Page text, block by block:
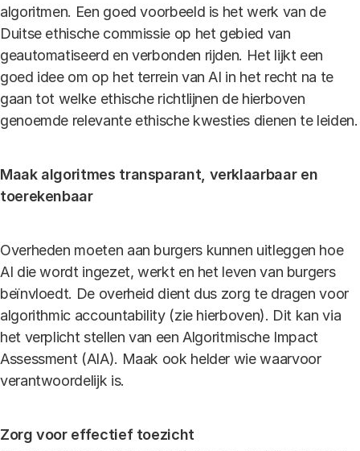
algoritmen. Een goed voorbeeld is het werk van de
Duitse ethische commissie op het gebied van
geautomatiseerd en verbonden rijden. Het lijkt een
goed idee om op het terrein van AI in het recht na te
gaan tot welke ethische richtlijnen de hierboven
genoemde relevante ethische kwesties dienen te leiden.
Maak algoritmes transparant, verklaarbaar en
toerekenbaar
Overheden moeten aan burgers kunnen uitleggen hoe
AI die wordt ingezet, werkt en het leven van burgers
beïnvloedt. De overheid dient dus zorg te dragen voor
algorithmic accountability (zie hierboven). Dit kan via
het verplicht stellen van een Algoritmische Impact
Assessment (AIA). Maak ook helder wie waarvoor
verantwoordelijk is.
Zorg voor effectief toezicht